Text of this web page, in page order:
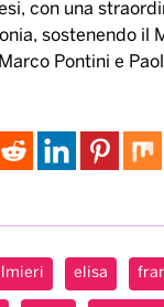
con una
sostenendo il
Pontini e
elisa